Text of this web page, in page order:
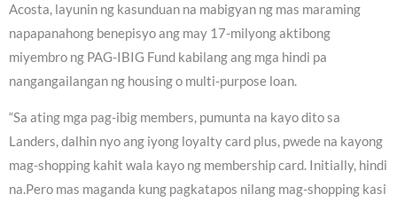
Acosta, layunin ng kasunduan na mabigyan ng mas maraming
napapanahong benepisyo ang may 17-milyong aktibong
miyembro ng PAG-IBIG Fund kabilang ang mga hindi pa
nangangailangan ng housing o multi-purpose loan.
“Sa ating mga pag-ibig members, pumunta na kayo dito sa
Landers, dalhin nyo ang iyong loyalty card plus, pwede na kayong
mag-shopping kahit wala kayo ng membership card. Initially, hindi
na.Pero mas maganda kung pagkatapos nilang mag-shopping kasi